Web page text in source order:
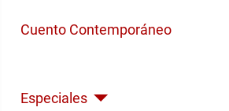
Cuento Contemporáneo
Especiales